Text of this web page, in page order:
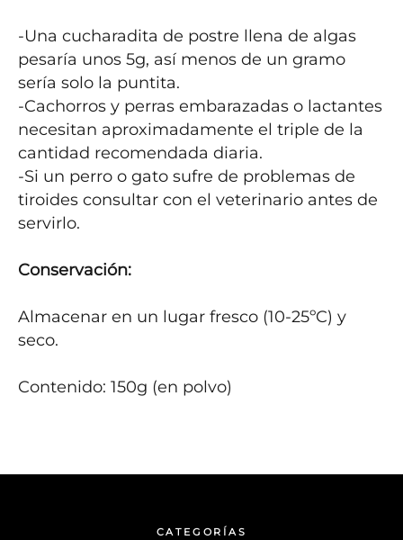
-Una cucharadita de postre llena de algas
pesaría unos 5g, así menos de un gramo
sería solo la puntita.
-Cachorros y perras embarazadas o lactantes
necesitan aproximadamente el triple de la
cantidad recomendada diaria.
-Si un perro o gato sufre de problemas de
tiroides consultar con el veterinario antes de
servirlo.
Conservación:
Almacenar en un lugar fresco (10-25ºC) y
seco.
Contenido: 150g (en polvo)
CATEGORÍAS